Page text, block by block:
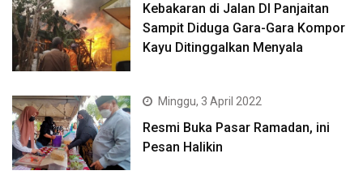
Kebakaran di Jalan DI Panjaitan
Sampit Diduga Gara-Gara Kompor
Kayu Ditinggalkan Menyala
Minggu, 3 April 2022
Resmi Buka Pasar Ramadan, ini
Pesan Halikin